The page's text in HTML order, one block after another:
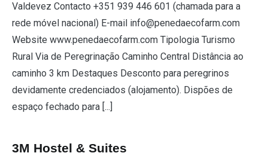
Valdevez Contacto +351 939 446 601 (chamada para a
rede móvel nacional) E-mail info@penedaecofarm.com
Website www.penedaecofarm.com Tipologia Turismo
Rural Via de Peregrinação Caminho Central Distância ao
caminho 3 km Destaques Desconto para peregrinos
devidamente credenciados (alojamento). Dispões de
espaço fechado para [...]
3M Hostel & Suites